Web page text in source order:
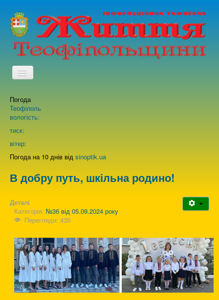
TPL_PROTOSTAR_TOGGLE_MENU
Про нас
Зворотній зв'язок
Погода
Теофіполь
вологість:
тиск:
вітер:
Погода на 10 днів від sinoptik.ua
В добру путь, шкільна родино!
Деталі
Категорія: №36 від 05.09.2024 року
Перегляди: 435